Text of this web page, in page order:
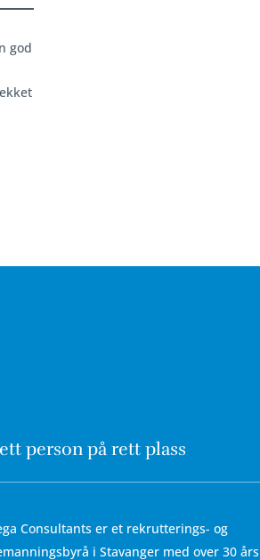
god
person på rett plass
Consultants er et rekrutterings- og
i Stavanger med over 30 års